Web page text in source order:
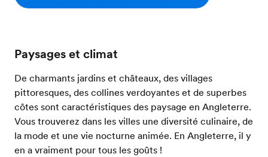
Paysages et climat
De charmants jardins et châteaux, des villages
pittoresques, des collines verdoyantes et de superbes
côtes sont caractéristiques des paysage en Angleterre.
Vous trouverez dans les villes une diversité culinaire, de
la mode et une vie nocturne animée. En Angleterre, il y
en a vraiment pour tous les goûts !